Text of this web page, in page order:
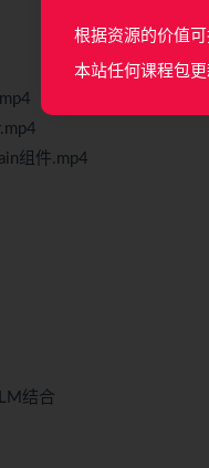
组件.mp4
结合
根据资源的价值
本站任何课程包更